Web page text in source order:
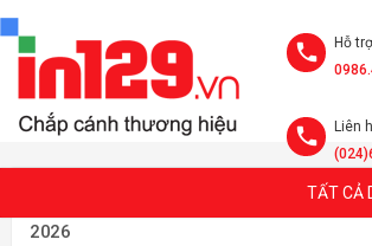
Hỗ
Liên
TẤT CẢ
IN TÚI GIẤY SHOP THỜI TRANG, 30+ MẪU
2026